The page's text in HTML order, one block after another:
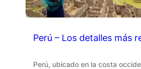
Perú – Los detalles más
Perú, ubicado en la costa